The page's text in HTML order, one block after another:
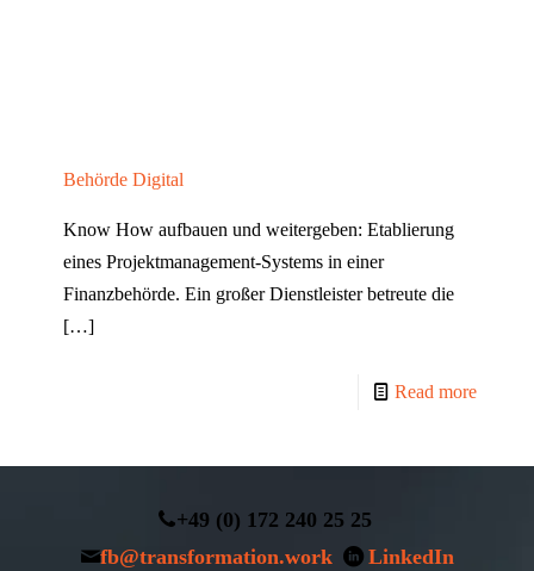
Behörde Digital
Know How aufbauen und weitergeben: Etablierung
eines Projektmanagement-Systems in einer
Finanzbehörde. Ein großer Dienstleister betreute die
[…]
Read more
+49 (0) 172 240 25 25
fb@transformation.work
LinkedIn